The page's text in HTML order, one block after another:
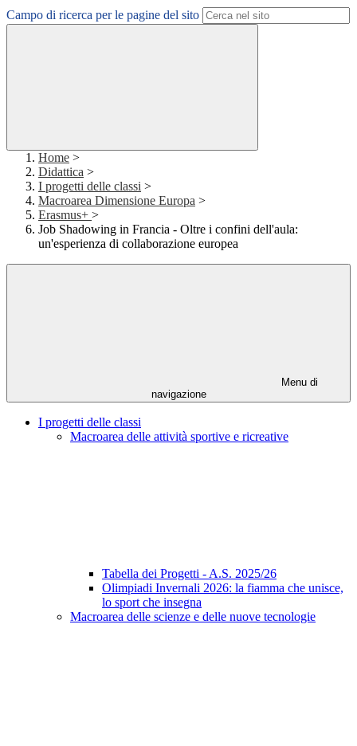
Campo di ricerca per le pagine del sito
Home >
Didattica >
I progetti delle classi >
Macroarea Dimensione Europa >
Erasmus+ >
Job Shadowing in Francia - Oltre i confini dell'aula:
un'esperienza di collaborazione europea
Menu di
navigazione
I progetti delle classi
Macroarea delle attività sportive e ricreative
Tabella dei Progetti - A.S. 2025/26
Olimpiadi Invernali 2026: la fiamma che unisce,
lo sport che insegna
Macroarea delle scienze e delle nuove tecnologie